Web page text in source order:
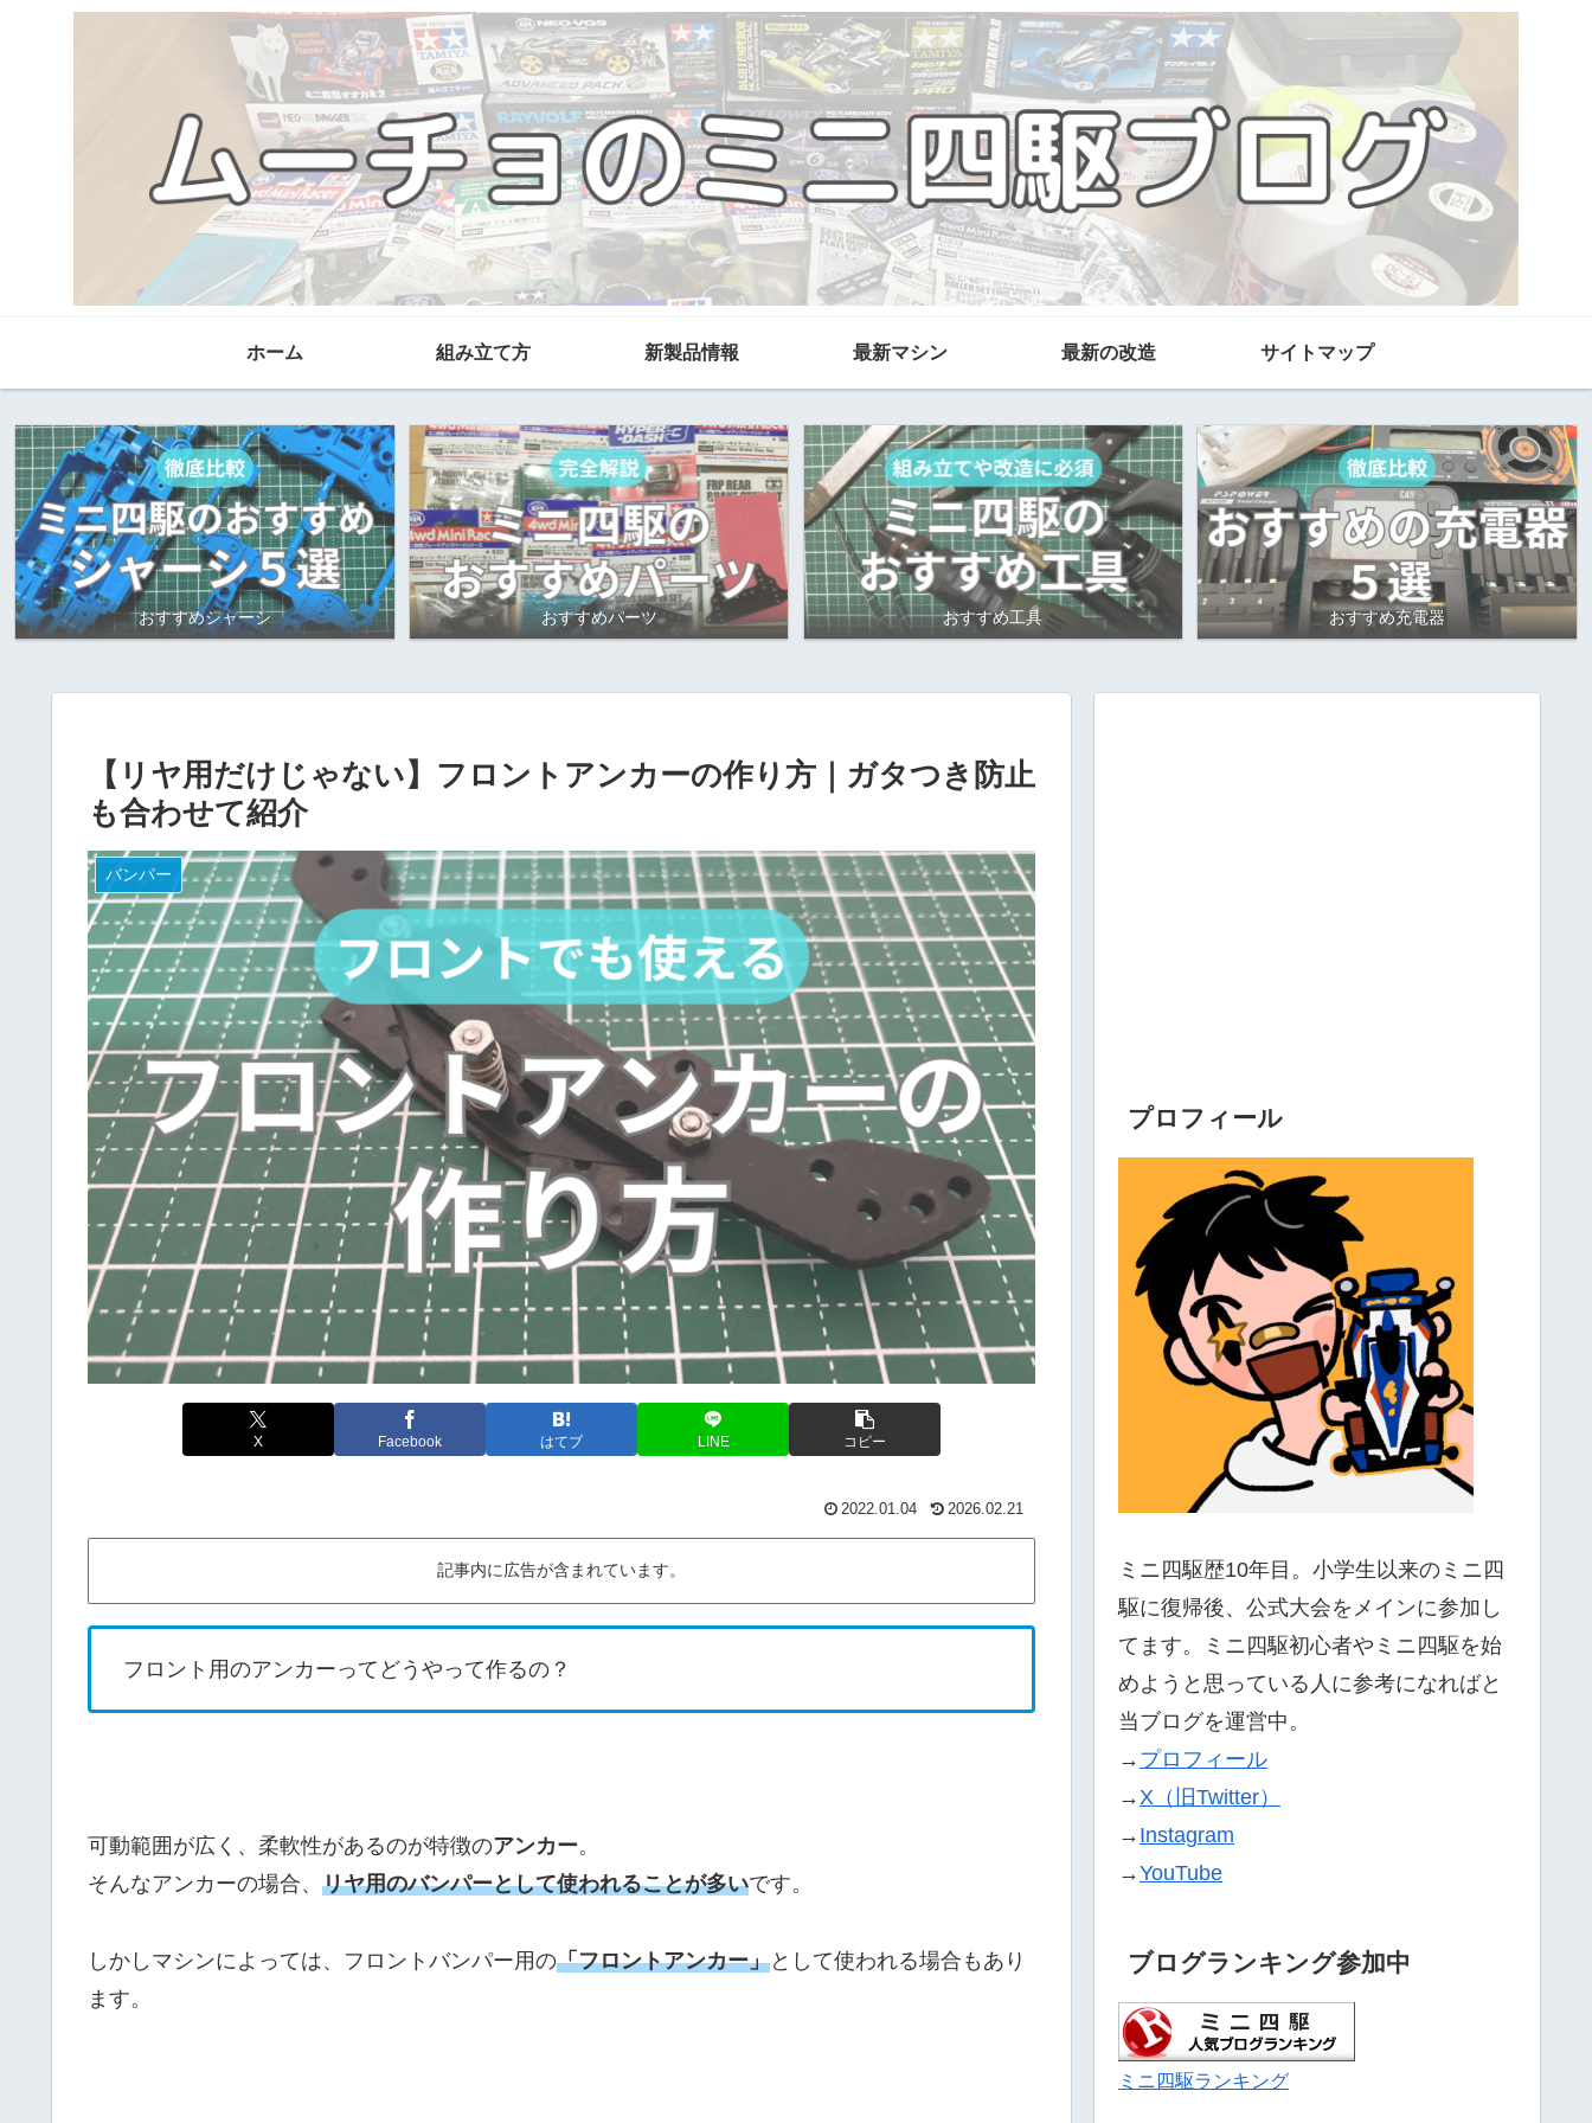
ホーム 組み立て方 新製品情報 最新マシン 最新の改造 サイトマップ
おすすめシャーシ おすすめパーツ おすすめ工具 おすすめ充電器
【リヤ用だけじゃない】フロントアンカーの作り方｜ガタつき防止
も合わせて紹介
バンパー
X Facebook はてブ LINE コピー
2022.01.04 2026.02.21
記事内に広告が含まれています。
フロント用のアンカーってどうやって作るの？
可動範囲が広く、柔軟性があるのが特徴のアンカー。
そんなアンカーの場合、 リヤ用のバンパーとして使われることが多いです。
しかしマシンによっては、フロントバンパー用の「フロントアンカー」として使われる場合もあり
ます。
プロフィール
ミニ四駆歴10年目。小学生以来のミニ四
駆に復帰後、公式大会をメインに参加し
てます。ミニ四駆初心者やミニ四駆を始
めようと思っている人に参考になればと
当ブログを運営中。
→ プロフィール
→X（旧Twitter）
→ Instagram
→YouTube
ブログランキング参加中
ミニ四駆ランキング